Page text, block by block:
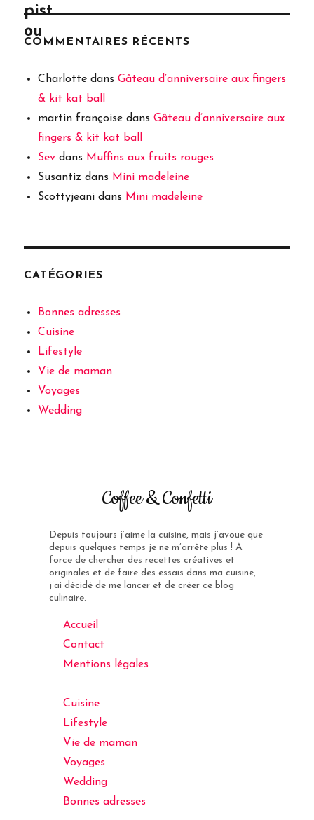
pist
ou
COMMENTAIRES RÉCENTS
Charlotte dansGâteau d’anniversaire aux fingers
& kit kat ball
martin françoise dansGâteau d’anniversaire aux
fingers & kit kat ball
Sev dans Muffins aux fruits rouges
Susantiz dans Mini madeleine
Scottyjeani dans Mini madeleine
CATÉGORIES
Bonnes adresses
Cuisine
Lifestyle
Vie de maman
Voyages
Wedding
Coffee & Confetti
Depuis toujours j’aime la cuisine, mais j’avoue que
depuis quelques temps je ne m’arrête plus ! A
force de chercher des recettes créatives et
originales et de faire des essais dans ma cuisine,
j’ai décidé de me lancer et de créer ce blog
culinaire.
Accueil
Contact
Mentions légales
Cuisine
Lifestyle
Vie de maman
Voyages
Wedding
Bonnes adresses